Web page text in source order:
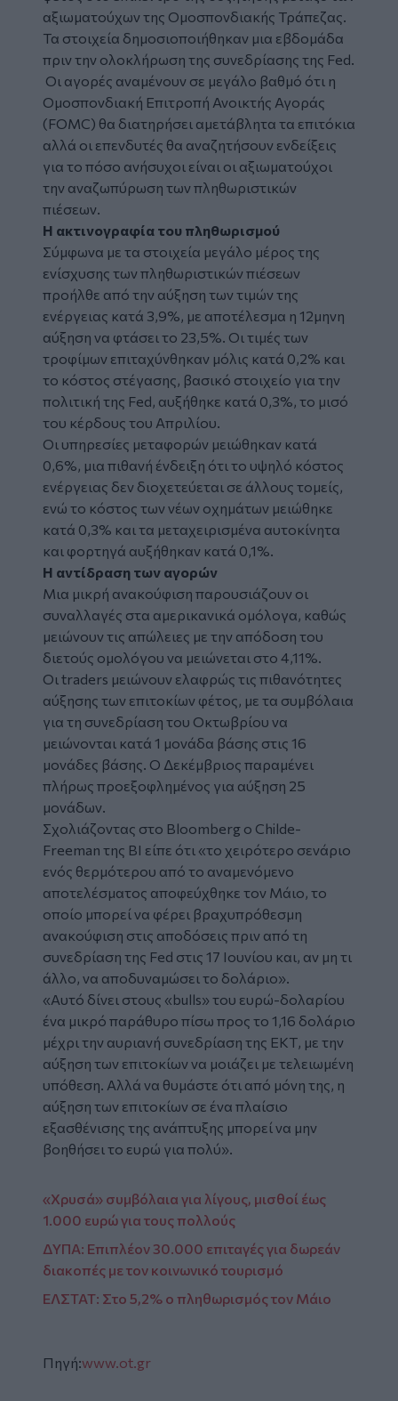
αξιωματούχων της Ομοσπονδιακής Τράπεζας.
Τα στοιχεία δημοσιοποιήθηκαν μια εβδομάδα
πριν την ολοκλήρωση της συνεδρίασης της Fed.
Οι αγορές αναμένουν σε μεγάλο βαθμό ότι η
Ομοσπονδιακή Επιτροπή Ανοικτής Αγοράς
(FOMC) θα διατηρήσει αμετάβλητα τα επιτόκια
αλλά οι επενδυτές θα αναζητήσουν ενδείξεις
για το πόσο ανήσυχοι είναι οι αξιωματούχοι
την αναζωπύρωση των πληθωριστικών
πιέσεων.
Η ακτινογραφία του πληθωρισμού
Σύμφωνα με τα στοιχεία μεγάλο μέρος της
ενίσχυσης των πληθωριστικών πιέσεων
προήλθε από την αύξηση των τιμών της
ενέργειας κατά 3,9%, με αποτέλεσμα η 12μηνη
αύξηση να φτάσει το 23,5%. Οι τιμές των
τροφίμων επιταχύνθηκαν μόλις κατά 0,2% και
το κόστος στέγασης, βασικό στοιχείο για την
πολιτική της Fed, αυξήθηκε κατά 0,3%, το μισό
του κέρδους του Απριλίου.
Οι υπηρεσίες μεταφορών μειώθηκαν κατά
0,6%, μια πιθανή ένδειξη ότι το υψηλό κόστος
ενέργειας δεν διοχετεύεται σε άλλους τομείς,
ενώ το κόστος των νέων οχημάτων μειώθηκε
κατά 0,3% και τα μεταχειρισμένα αυτοκίνητα
και φορτηγά αυξήθηκαν κατά 0,1%.
Η αντίδραση των αγορών
Μια μικρή ανακούφιση παρουσιάζουν οι
συναλλαγές στα αμερικανικά ομόλογα, καθώς
μειώνουν τις απώλειες με την απόδοση του
διετούς ομολόγου να μειώνεται στο 4,11%.
Οι traders μειώνουν ελαφρώς τις πιθανότητες
αύξησης των επιτοκίων φέτος, με τα συμβόλαια
για τη συνεδρίαση του Οκτωβρίου να
μειώνονται κατά 1 μονάδα βάσης στις 16
μονάδες βάσης. Ο Δεκέμβριος παραμένει
πλήρως προεξοφλημένος για αύξηση 25
μονάδων.
Σχολιάζοντας στο Bloomberg o Childe-
Freeman της BI είπε ότι «το χειρότερο σενάριο
ενός θερμότερου από το αναμενόμενο
αποτελέσματος αποφεύχθηκε τον Μάιο, το
οποίο μπορεί να φέρει βραχυπρόθεσμη
ανακούφιση στις αποδόσεις πριν από τη
συνεδρίαση της Fed στις 17 Ιουνίου και, αν μη τι
άλλο, να αποδυναμώσει το δολάριο».
«Αυτό δίνει στους «bulls» του ευρώ-δολαρίου
ένα μικρό παράθυρο πίσω προς το 1,16 δολάριο
μέχρι την αυριανή συνεδρίαση της ΕΚΤ, με την
αύξηση των επιτοκίων να μοιάζει με τελειωμένη
υπόθεση. Αλλά να θυμάστε ότι από μόνη της, η
αύξηση των επιτοκίων σε ένα πλαίσιο
εξασθένισης της ανάπτυξης μπορεί να μην
βοηθήσει το ευρώ για πολύ».
«Χρυσά» συμβόλαια για λίγους, μισθοί έως
1.000 ευρώ για τους πολλούς
ΔΥΠΑ: Επιπλέον 30.000 επιταγές για δωρεάν
διακοπές με τον κοινωνικό τουρισμό
ΕΛΣΤΑΤ: Στο 5,2% ο πληθωρισμός τον Μάιο
Πηγή:www.ot.gr